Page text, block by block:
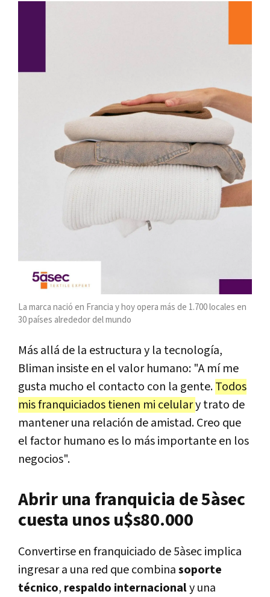
La marca nació en Francia y hoy opera más de 1.700 locales en
30 países alrededor del mundo
Más allá de la estructura y la tecnología,
Bliman insiste en el valor humano: "A mí me
gusta mucho el contacto con la gente.Todos
mis franquiciados tienen mi celulary trato de
mantener una relación de amistad. Creo que
el factor humano es lo más importante en los
negocios".
Abrir una franquicia de 5àsec
cuesta unos u$s80.000
Convertirse en franquiciado de 5àsec implica
ingresar a una red que combinasoporte
técnico, respaldo internacionaly una